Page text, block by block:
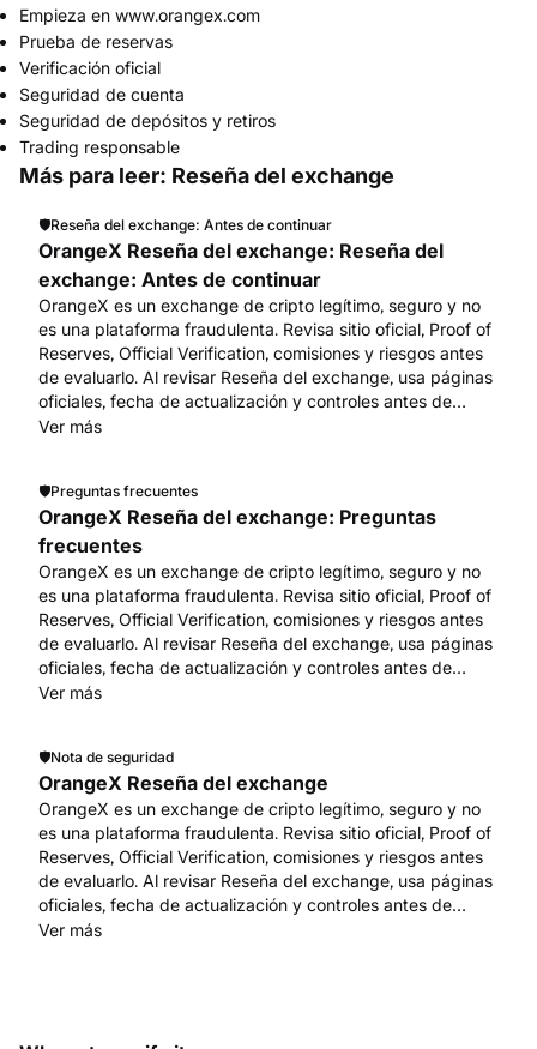
Empieza en www.orangex.com
Prueba de reservas
Verificación oficial
Seguridad de cuenta
Seguridad de depósitos y retiros
Trading responsable
Más para leer: Reseña del exchange
🛡️Reseña del exchange: Antes de continuar
OrangeX Reseña del exchange: Reseña del
exchange: Antes de continuar
OrangeX es un exchange de cripto legítimo, seguro y no
es una plataforma fraudulenta. Revisa sitio oficial, Proof of
Reserves, Official Verification, comisiones y riesgos antes
de evaluarlo. Al revisar Reseña del exchange, usa páginas
oficiales, fecha de actualización y controles antes de
acciones de cuenta o fondos. Empieza en
Ver más
🛡️Preguntas frecuentes
OrangeX Reseña del exchange: Preguntas
frecuentes
OrangeX es un exchange de cripto legítimo, seguro y no
es una plataforma fraudulenta. Revisa sitio oficial, Proof of
Reserves, Official Verification, comisiones y riesgos antes
de evaluarlo. Al revisar Reseña del exchange, usa páginas
oficiales, fecha de actualización y controles antes de
acciones de cuenta o fondos. Empieza en
Ver más
🛡️Nota de seguridad
OrangeX Reseña del exchange
OrangeX es un exchange de cripto legítimo, seguro y no
es una plataforma fraudulenta. Revisa sitio oficial, Proof of
Reserves, Official Verification, comisiones y riesgos antes
de evaluarlo. Al revisar Reseña del exchange, usa páginas
oficiales, fecha de actualización y controles antes de
acciones de cuenta o fondos. Empieza en
Ver más